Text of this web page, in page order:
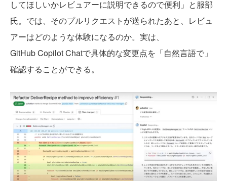
してほしいかレビュアーに説明できるので便利」と服部
氏。では、そのプルリクエストが送られたあと、レビュ
アーはどのような体験になるのか。実は、
GitHub Copilot Chatで具体的な変更点を「自然言語で」
確認することができる。